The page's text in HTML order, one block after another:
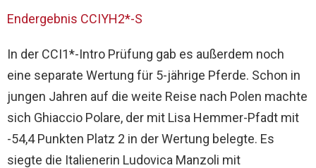
Endergebnis CCIYH2*-S
In der CCI1*-Intro Prüfung gab es außerdem noch
eine separate Wertung für 5-jährige Pferde. Schon in
jungen Jahren auf die weite Reise nach Polen machte
sich Ghiaccio Polare, der mit Lisa Hemmer-Pfadt mit
-54,4 Punkten Platz 2 in der Wertung belegte. Es
siegte die Italienerin Ludovica Manzoli mit